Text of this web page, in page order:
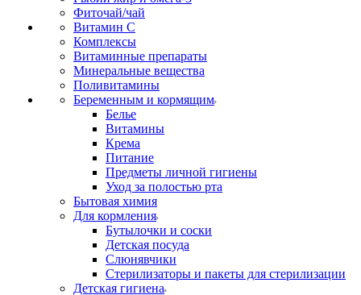
Фиточай/чай
Витамин С
Комплексы
Витаминные препараты
Минеральные вещества
Поливитамины
Беременным и кормящим
Белье
Витамины
Крема
Питание
Предметы личной гигиены
Уход за полостью рта
Бытовая химия
Для кормления
Бутылочки и соски
Детская посуда
Слюнявчики
Стерилизаторы и пакеты для стерилизации
Детская гигиена